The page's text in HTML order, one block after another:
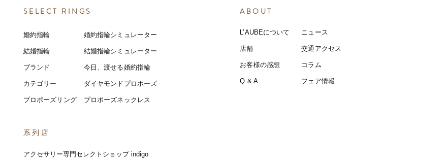
SELECT RINGS
婚約指輪
結婚指輪
ブランド
カテゴリー
プロポーズリング
婚約指輪シミュレーター
結婚指輪シミ ュ レーター
今日、渡せる婚約指輪
ダイヤモンドプロポーズ
プロポーズネックレス
​系列店
アクセサリー専門セレクトショップ indigo
ABOUT
L’AUBEについて
店舗
お客様の感想
​Q & A
​ニュース
​交通アクセス
コラム
​​フェア情報